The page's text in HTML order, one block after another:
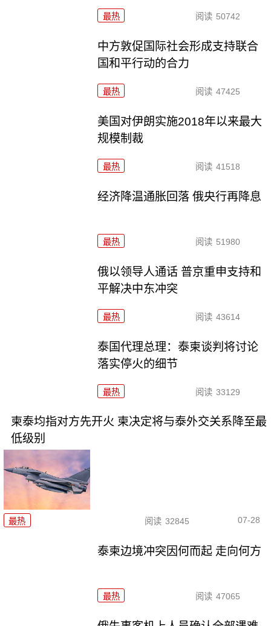
最热 阅读 50742
中方敦促国际社会形成支持联合
国和平行动的合力
最热 阅读 47425
美国对伊朗实施2018年以来最大
规模制裁
最热 阅读 41518
经济降温通胀回落 俄央行再降息
最热 阅读 51980
俄以领导人通话 普京重申支持和
平解决中东冲突
最热 阅读 43614
泰国代理总理：泰柬谈判将讨论
落实停火的细节
最热 阅读 33129
柬泰均指对方先开火 柬决定将与泰外交关系降至最
低级别
最热 阅读 32845 07-28
泰柬边境冲突因何而起 走向何方
最热 阅读 47065